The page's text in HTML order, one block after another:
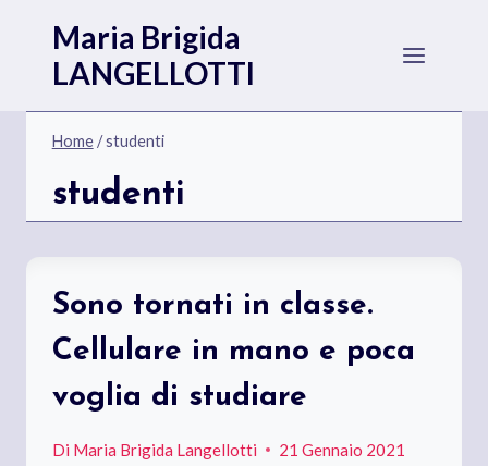
contenuto
Maria Brigida
LANGELLOTTI
Home/studenti
studenti
Sono tornati in classe.
Cellulare in mano e poca
voglia di studiare
Di Maria Brigida Langellotti 21 Gennaio 2021